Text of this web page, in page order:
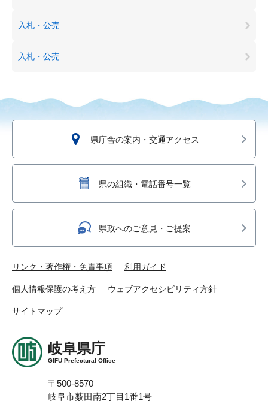
入札・公売
入札・公売
県庁舎の案内・交通アクセス
県の組織・電話番号一覧
県政へのご意見・ご提案
リンク・著作権・免責事項 利用ガイド
個人情報保護の考え方 ウェブアクセシビリティ方針
サイトマップ
岐阜県庁
GIFU Prefectural Office
〒500-8570
岐阜市薮田南2丁目1番1号